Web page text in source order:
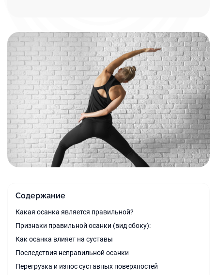
Содержание
Какая осанка является правильной?
Признаки правильной осанки (вид сбоку):
Как осанка влияет на суставы
Последствия неправильной осанки
Перегрузка и износ суставных поверхностей